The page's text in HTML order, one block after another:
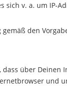
v. a. um
den
über
und